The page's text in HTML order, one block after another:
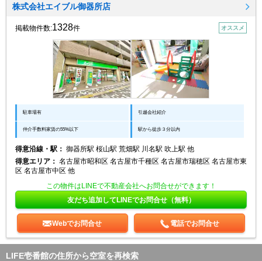
株式会社エイブル御器所店
掲載物件数:1328件 オススメ
駐車場有 引越会社紹介
仲介手数料家賃の55%以下 駅から徒歩３分以内
得意沿線・駅： 御器所駅 桜山駅 荒畑駅 川名駅 吹上駅 他
得意エリア： 名古屋市昭和区 名古屋市千種区 名古屋市瑞穂区 名古屋市東
区 名古屋市中区 他
この物件はLINEで不動産会社へお問合せができます！
友だち追加してLINEでお問合せ（無料）
Webでお問合せ 電話でお問合せ
LIFE壱番館の住所から空室を再検索